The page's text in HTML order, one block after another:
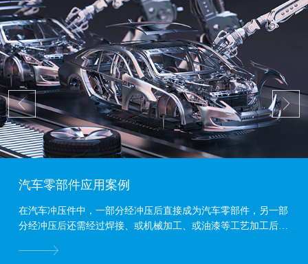
汽车零部件应用案例
在汽车冲压件中，一部分经冲压后直接成为汽车零部件，另一部
分经冲压后还需经过焊接、或机械加工、或油漆等工艺加工后才